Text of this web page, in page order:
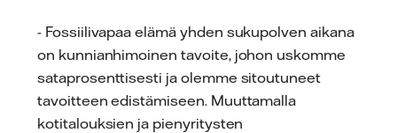
- Fossiilivapaa elämä yhden sukupolven aikana
on kunnianhimoinen tavoite, johon uskomme
sataprosenttisesti ja olemme sitoutuneet
tavoitteen edistämiseen. Muuttamalla
kotitalouksien ja pienyritysten